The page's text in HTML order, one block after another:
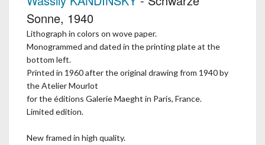
Sonne, 1940
Lithograph in colors on wove paper.
Monogrammed and dated in the printing plate at the
bottom left.
Printed in 1960 after the original drawing from 1940 by
the Atelier Mourlot
for the éditions Galerie Maeght in Paris, France.
Limited edition.
New framed in high quality.